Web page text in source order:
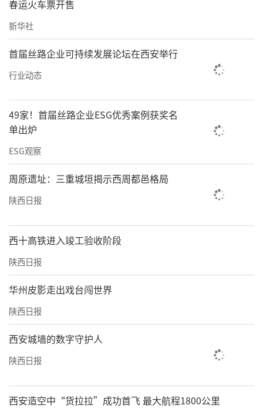
春运火车票开售
新华社
首届丝路企业可持续发展论坛在西安举行
行业动态
49家！首届丝路企业ESG优秀案例获奖名
单出炉
ESG观察
周原遗址：三重城垣揭示西周都邑格局
陕西日报
西十高铁进入竣工验收阶段
陕西日报
华州皮影走出戏台闯世界
陕西日报
西安城墙的数字守护人
陕西日报
西安造空中“货拉拉”成功首飞 最大航程1800公里